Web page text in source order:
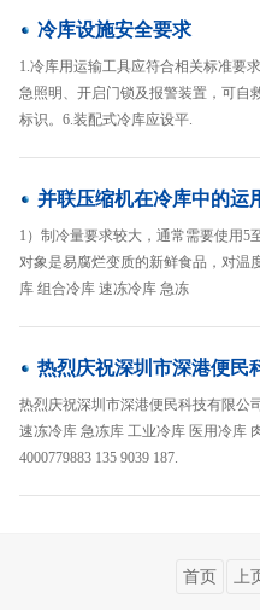
冷库设施安全要求
1.冷库用运输工具应符合相关标准要
急照明、开启门锁及报警装置，可自
标识。6.装配式冷库应设平.
并联压缩机在冷库中的运
1）制冷量要求较大，通常需要使用5
对象是易腐烂变质的新鲜食品，对温
库 组合冷库 速冻冷库 急冻
热烈庆祝深圳市深港便民
热烈庆祝深圳市深港便民科技有限公
速冻冷库 急冻库 工业冷库 医用冷库
4000779883 135 9039 187.
首页 上